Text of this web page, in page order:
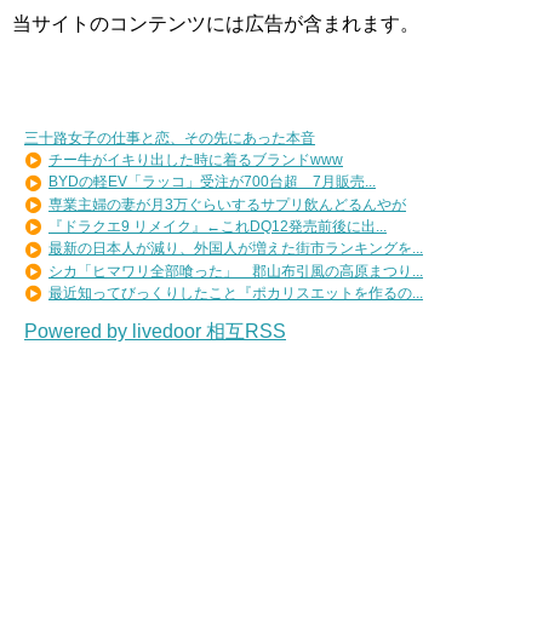
当サイトのコンテンツには広告が含まれます。
三十路女子の仕事と恋、その先にあった本音
チー牛がイキり出した時に着るブランドwww
BYDの軽EV「ラッコ」受注が700台超 7月販売...
専業主婦の妻が月3万ぐらいするサプリ飲んどるんやが
『ドラクエ9 リメイク』←これDQ12発売前後に出...
最新の日本人が減り、外国人が増えた街市ランキングを...
シカ「ヒマワリ全部喰った」 郡山布引風の高原まつり...
最近知ってびっくりしたこと『ポカリスエットを作るの...
Powered by livedoor 相互RSS